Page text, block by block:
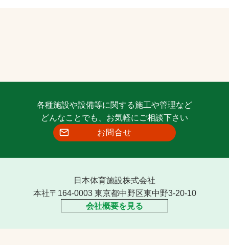
各種施設や設備等に関する施工や管理など
どんなことでも、お気軽にご相談下さい
お問合せ
日本体育施設株式会社
本社〒164-0003 東京都中野区東中野3-20-10
会社概要を見る